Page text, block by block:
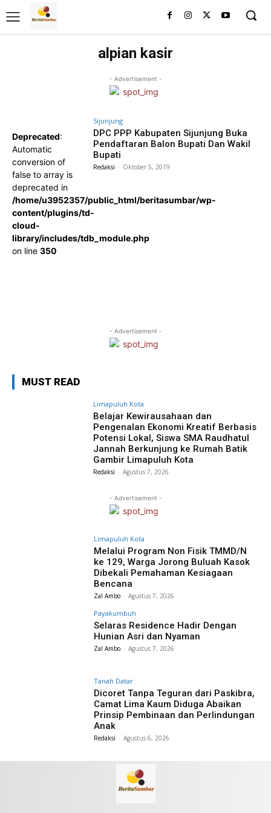
alpian kasir
- Advertisement -
Deprecated:
Automatic
conversion of
false to array is
deprecated in
/home/u3952357/public_html/beritasumbar/wp-
content/plugins/td-
cloud-
library/includes/tdb_module.php
on line 350
Sijunjung
DPC PPP Kabupaten Sijunjung Buka
Pendaftaran Balon Bupati Dan Wakil
Bupati
Redaksi - Oktober 5, 2019
- Advertisement -
MUST READ
Limapuluh Kota
Belajar Kewirausahaan dan
Pengenalan Ekonomi Kreatif Berbasis
Potensi Lokal, Siswa SMA Raudhatul
Jannah Berkunjung ke Rumah Batik
Gambir Limapuluh Kota
Redaksi - Agustus 7, 2026
- Advertisement -
Limapuluh Kota
Melalui Program Non Fisik TMMD/N
ke 129, Warga Jorong Buluah Kasok
Dibekali Pemahaman Kesiagaan
Bencana
Zal Ambo - Agustus 7, 2026
Payakumbuh
Selaras Residence Hadir Dengan
Hunian Asri dan Nyaman
Zal Ambo - Agustus 7, 2026
Tanah Datar
Dicoret Tanpa Teguran dari Paskibra,
Camat Lima Kaum Diduga Abaikan
Prinsip Pembinaan dan Perlindungan
Anak
Redaksi - Agustus 6, 2026